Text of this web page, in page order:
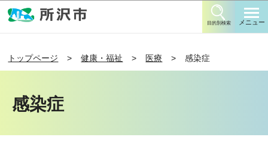
目的別検索 メニュー
トップページ 健康・福祉 医療 感染症
感染症